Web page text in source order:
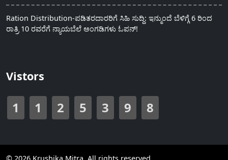
Ration Distribution-ಪಡಿತರದಾರರಿಗೆ ಸಿಹಿ ಸುದ್ದಿ: ಇನ್ಮುಂದೆ ಬೆಳಿಗ್ಗೆ 6 ರಿಂದ
ರಾತ್ರಿ 10 ರವರೆಗೆ ನ್ಯಾಯಬೆಲೆ ಅಂಗಡಿಗಳು ಓಪನ್!
Vistors
1 1 2 5 3 9 8